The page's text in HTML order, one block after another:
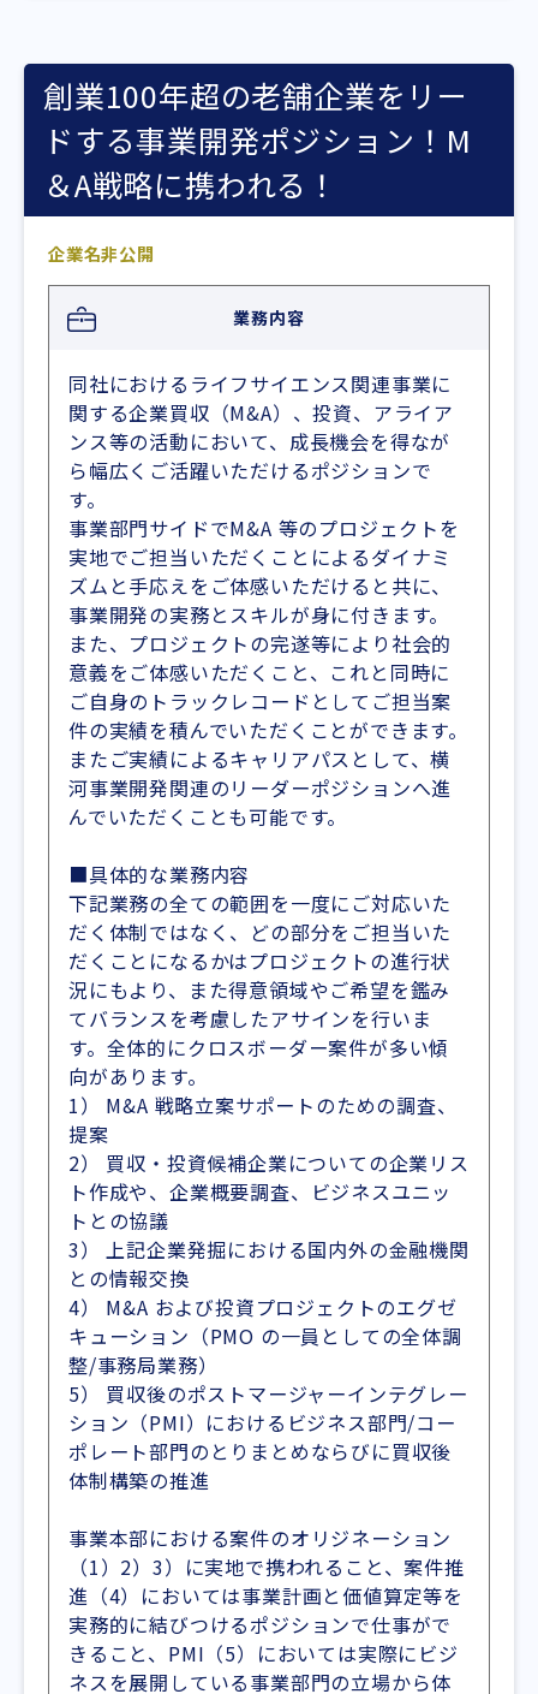
創業100年超の老舗企業をリー
ドする事業開発ポジション！M
＆A戦略に携われる！
企業名非公開
業務内容
同社におけるライフサイエンス関連事業に
関する企業買収（M&A）、投資、アライア
ンス等の活動において、成長機会を得なが
ら幅広くご活躍いただけるポジションで
す。
事業部門サイドでM&A 等のプロジェクトを
実地でご担当いただくことによるダイナミ
ズムと手応えをご体感いただけると共に、
事業開発の実務とスキルが身に付きます。
また、プロジェクトの完遂等により社会的
意義をご体感いただくこと、これと同時に
ご自身のトラックレコードとしてご担当案
件の実績を積んでいただくことができます。
またご実績によるキャリアパスとして、横
河事業開発関連のリーダーポジションへ進
んでいただくことも可能です。
■具体的な業務内容
下記業務の全ての範囲を一度にご対応いた
だく体制ではなく、どの部分をご担当いた
だくことになるかはプロジェクトの進行状
況にもより、また得意領域やご希望を鑑み
てバランスを考慮したアサインを行いま
す。全体的にクロスボーダー案件が多い傾
向があります。
1） M&A 戦略立案サポートのための調査、
提案
2） 買収・投資候補企業についての企業リス
ト作成や、企業概要調査、ビジネスユニッ
トとの協議
3） 上記企業発掘における国内外の金融機関
との情報交換
4） M&A および投資プロジェクトのエグゼ
キューション（PMO の一員としての全体調
整/事務局業務）
5） 買収後のポストマージャーインテグレー
ション（PMI）におけるビジネス部門/コー
ポレート部門のとりまとめならびに買収後
体制構築の推進
事業本部における案件のオリジネーション
（1）2）3）に実地で携われること、案件推
進（4）においては事業計画と価値算定等を
実務的に結びつけるポジションで仕事がで
きること、PMI（5）においては実際にビジ
ネスを展開している事業部門の立場から体